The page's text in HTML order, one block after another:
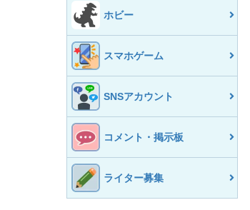
ホビー
スマホゲーム
SNSアカウント
コメント・掲示板
ライター募集